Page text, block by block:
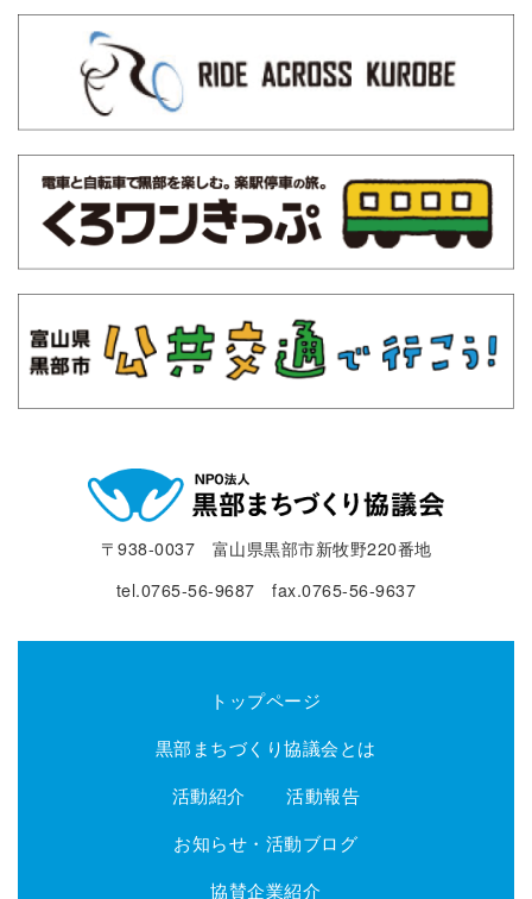
〒938-0037 富山県黒部市新牧野220番地
tel.0765-56-9687 fax.0765-56-9637
トップページ
黒部まちづくり協議会とは
活動紹介
活動報告
お知らせ・活動ブログ
協賛企業紹介